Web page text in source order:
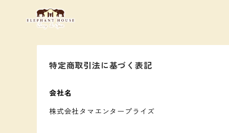
特定商取引法に基づく表記
会社名
株式会社タマエンタープライズ